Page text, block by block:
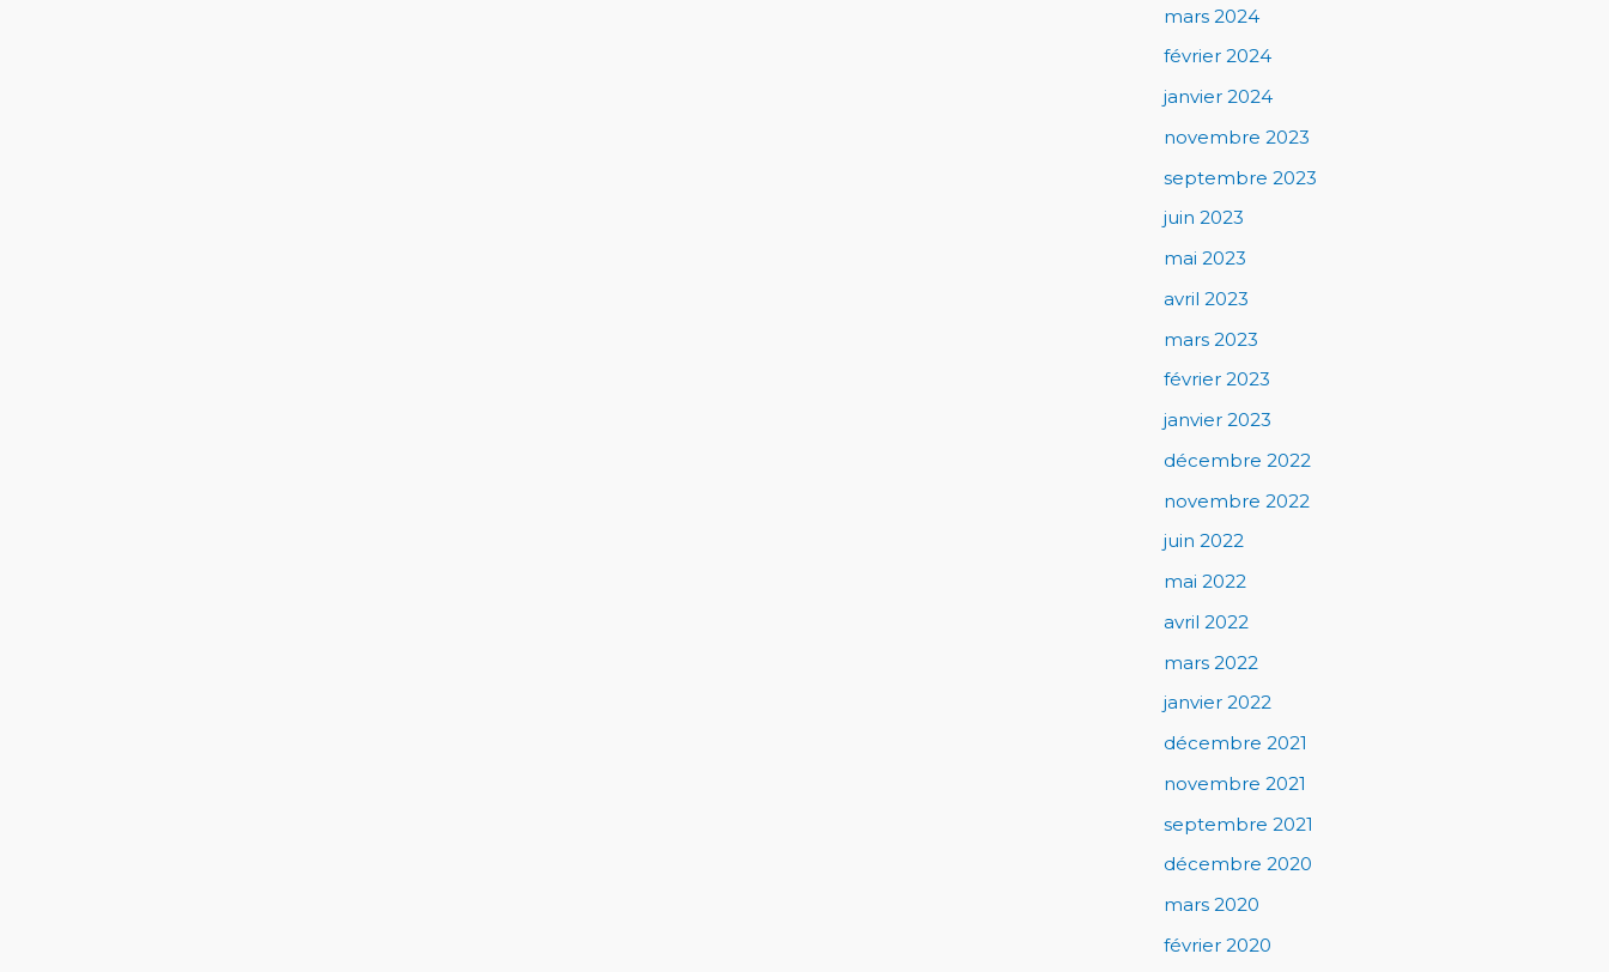
mars 2024
février 2024
janvier 2024
novembre 2023
septembre 2023
juin 2023
mai 2023
avril 2023
mars 2023
février 2023
janvier 2023
décembre 2022
novembre 2022
juin 2022
mai 2022
avril 2022
mars 2022
janvier 2022
décembre 2021
novembre 2021
septembre 2021
décembre 2020
mars 2020
février 2020